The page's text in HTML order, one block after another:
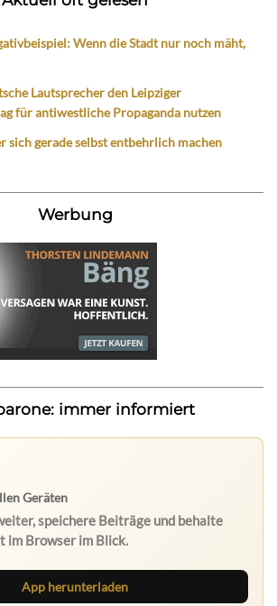
Wenn die Stadt nur noch mäht,
Lautsprecher den Leipziger
für antiwestliche Propaganda nutzen
sich gerade selbst entbehrlich machen
Werbung
immer informiert
App herunterladen